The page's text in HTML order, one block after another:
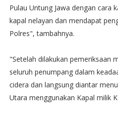
Pulau Untung Jawa dengan cara
kapal nelayan dan mendapat
Polres", tambahnya.
"Setelah dilakukan pemeriksaan
seluruh penumpang dalam
cidera dan langsung diantar
Utara menggunakan Kapal milik